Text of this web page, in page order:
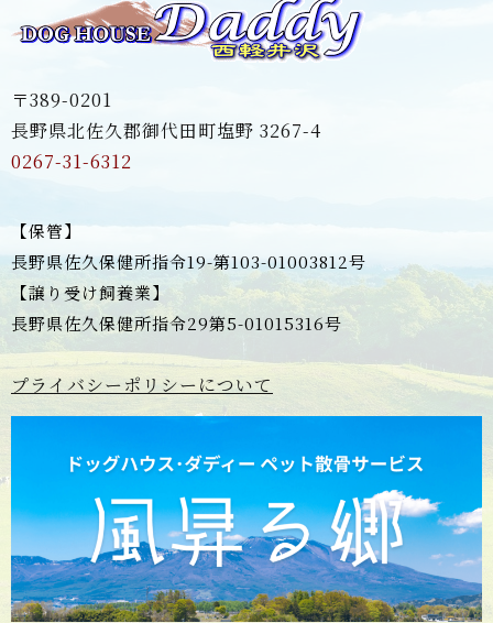
〒389-0201
長野県北佐久郡御代田町塩野 3267-4
0267-31-6312
【保管】
長野県佐久保健所指令19-第103-01003812号
【譲り受け飼養業】
長野県佐久保健所指令29第5-01015316号
プライバシーポリシーについて